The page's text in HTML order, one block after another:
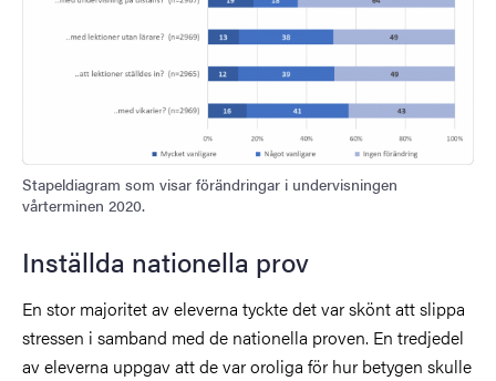
Stapeldiagram som visar förändringar i undervisningen
vårterminen 2020.
Inställda nationella prov
En stor majoritet av eleverna tyckte det var skönt att slippa
stressen i samband med de nationella proven. En tredjedel
av eleverna uppgav att de var oroliga för hur betygen skulle